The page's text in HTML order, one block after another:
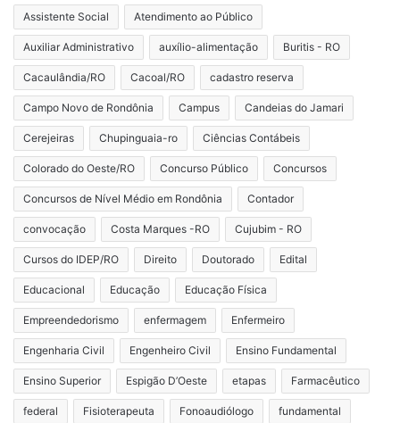
Assistente Social Atendimento ao Público
Auxiliar Administrativo auxílio-alimentação Buritis - RO
Cacaulândia/RO Cacoal/RO cadastro reserva
Campo Novo de Rondônia Campus Candeias do Jamari
Cerejeiras Chupinguaia-ro Ciências Contábeis
Colorado do Oeste/RO Concurso Público Concursos
Concursos de Nível Médio em Rondônia Contador
convocação Costa Marques -RO Cujubim - RO
Cursos do IDEP/RO Direito Doutorado Edital
Educacional Educação Educação Física
Empreendedorismo enfermagem Enfermeiro
Engenharia Civil Engenheiro Civil Ensino Fundamental
Ensino Superior Espigão D’Oeste etapas Farmacêutico
federal Fisioterapeuta Fonoaudiólogo fundamental